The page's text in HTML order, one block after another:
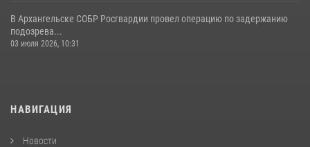
В Архангельске СОБР Росгвардии провел операцию по задержанию
подозрева...
03 июля 2026, 10:31
НАВИГАЦИЯ
Новости